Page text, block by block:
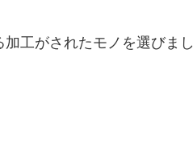
工がされたモノを選びまし